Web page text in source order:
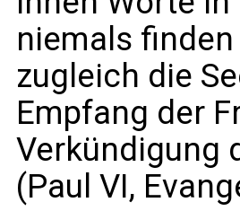
niemals
zugleich die
Empfang der
Verkündigung
(Paul VI,